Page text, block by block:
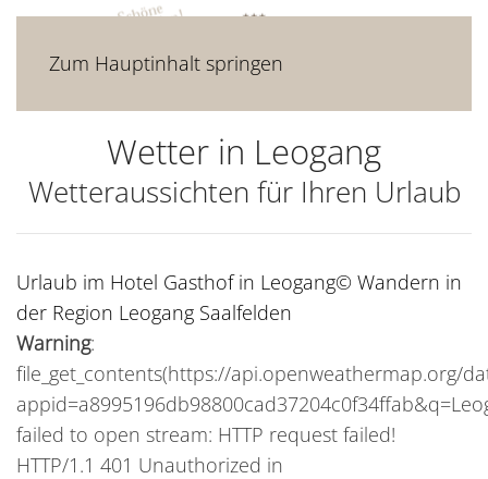
Zum Hauptinhalt springen
Wetter in Leogang
Wetteraussichten für Ihren Urlaub
Urlaub im Hotel Gasthof in Leogang© Wandern in
der Region Leogang Saalfelden
Warning:
file_get_contents(https://api.openweathermap.org/
failed to open stream: HTTP request failed!
HTTP/1.1 401 Unauthorized in